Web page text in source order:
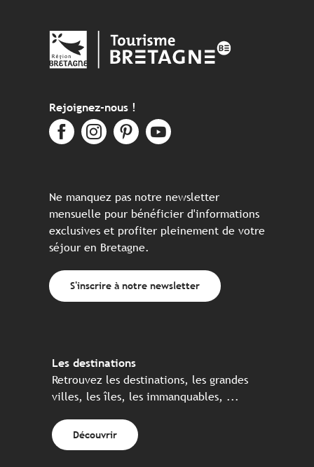
Rejoignez-nous !
Ne manquez pas notre newsletter
mensuelle pour bénéficier d'informations
exclusives et profiter pleinement de votre
séjour en Bretagne.
S'inscrire à notre newsletter
Les destinations
Retrouvez les destinations, les grandes
villes, les îles, les immanquables, ...
Découvrir